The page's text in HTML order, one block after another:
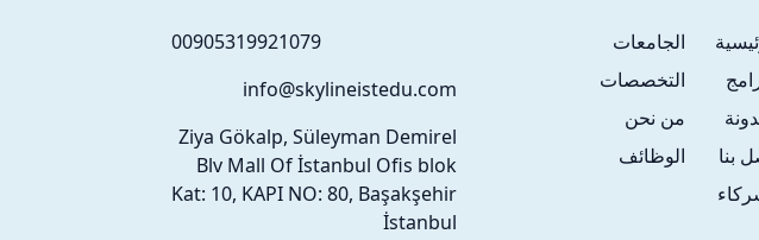
الجامعات
التخصصات
من نحن
بنا
الوظائف
00905319921079
info@skylineistedu.com
Ziya Gökalp, Süleyman Demirel
Blv Mall Of İstanbul Ofis blok
Kat: 10, KAPI NO: 80, Başakşehir
İstanbul